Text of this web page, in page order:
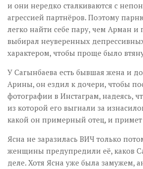
и они нередко сталкиваются с
агрессией партнёров. Поэтому
легко найти себе пару, чем Арман и
выбирал неуверенных
характером, чтобы проще было
У Сагынбаева есть бывшая жена и
Арины, он ездил к дочери, чтобы
фотографии в Инстаграм, надеясь,
из которой его выгнали за
какой он примерный отец, и примет
Ясна не заразилась ВИЧ только
женщины предупредили её, каков
деле. Хотя Ясна уже была замужем,